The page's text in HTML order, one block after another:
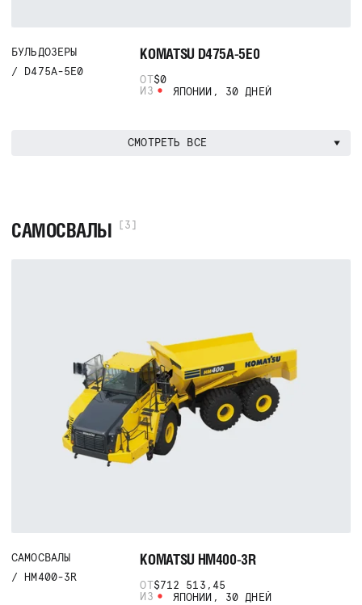
D475A-5E0
БУЛЬДОЗЕРЫ KOMATSU D475A-5E0
ОТ$0
ИЗ
ЯПОНИИ, 30 ДНЕЙ
СМОТРЕТЬ ВСЕ
САМОСВАЛЫ [3]
HM400-3R
САМОСВАЛЫ KOMATSU HM400-3R
ОТ$712 513,45
ИЗ
ЯПОНИИ, 30 ДНЕЙ